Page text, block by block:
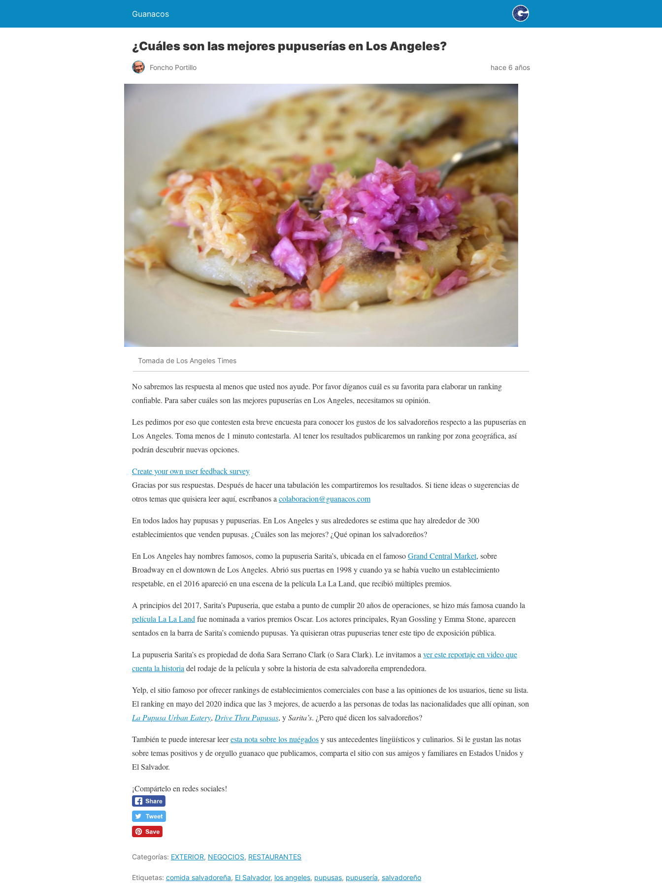
Guanacos
¿Cuáles son las mejores pupuserías en Los Angeles?
Foncho Portillo hace 6 años
Tomada de Los Angeles Times
No sabremos las respuesta al menos que usted nos ayude. Por favor díganos cuál es su favorita para elaborar un ranking
confiable. Para saber cuáles son las mejores pupuserías en Los Angeles, necesitamos su opinión.
Les pedimos por eso que contesten esta breve encuesta para conocer los gustos de los salvadoreños respecto a las pupuserías en
Los Angeles. Toma menos de 1 minuto contestarla. Al tener los resultados publicaremos un ranking por zona geográfica, así
podrán descubrir nuevas opciones.
Create your own user feedback survey
Gracias por sus respuestas. Después de hacer una tabulación les compartiremos los resultados. Si tiene ideas o sugerencias de
otros temas que quisiera leer aquí, escríbanos a colaboracion@guanacos.com
En todos lados hay pupusas y pupuserias. En Los Angeles y sus alrededores se estima que hay alrededor de 300
establecimientos que venden pupusas. ¿Cuáles son las mejores? ¿Qué opinan los salvadoreños?
En Los Angeles hay nombres famosos, como la pupuseria Sarita’s, ubicada en el famosoGrand Central Market, sobre
Broadway en el downtown de Los Angeles. Abrió sus puertas en 1998 y cuando ya se había vuelto un establecimiento
respetable, en el 2016 apareció en una escena de la película La La Land, que recibió múltiples premios.
A principios del 2017, Sarita’s Pupuseria, que estaba a punto de cumplir 20 años de operaciones, se hizo más famosa cuando la
película La La Land fue nominada a varios premios Oscar. Los actores principales, Ryan Gossling y Emma Stone, aparecen
sentados en la barra de Sarita’s comiendo pupusas. Ya quisieran otras pupuserias tener este tipo de exposición pública.
La pupuseria Sarita’s es propiedad de doña Sara Serrano Clark (o Sara Clark). Le invitamos a ver este reportaje en video que
cuenta la historia del rodaje de la película y sobre la historia de esta salvadoreña emprendedora.
Yelp, el sitio famoso por ofrecer rankings de establecimientos comerciales con base a las opiniones de los usuarios, tiene su lista.
El ranking en mayo del 2020 indica que las 3 mejores, de acuerdo a las personas de todas las nacionalidades que allí opinan, son
La Pupusa Urban Eatery, Drive Thru Pupusas, ySarita’s. ¿Pero qué dicen los salvadoreños?
También te puede interesar leeresta nota sobre los nuégadosy sus antecedentes lingüísticos y culinarios. Si le gustan las notas
sobre temas positivos y de orgullo guanaco que publicamos, comparta el sitio con sus amigos y familiares en Estados Unidos y
El Salvador.
¡Compártelo en redes sociales!
Categorías: EXTERIOR, NEGOCIOS, RESTAURANTES
Etiquetas: comida salvadoreña, El Salvador, los angeles, pupusas, pupusería, salvadoreño